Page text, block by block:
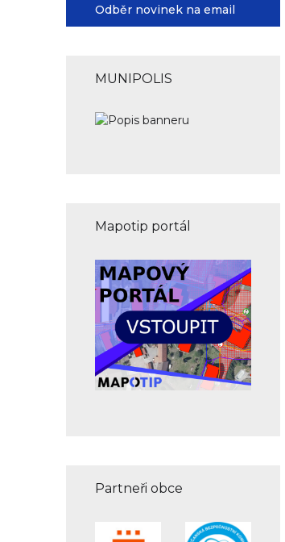
Odběr novinek na email
MUNIPOLIS
Mapotip portál
Partneři obce